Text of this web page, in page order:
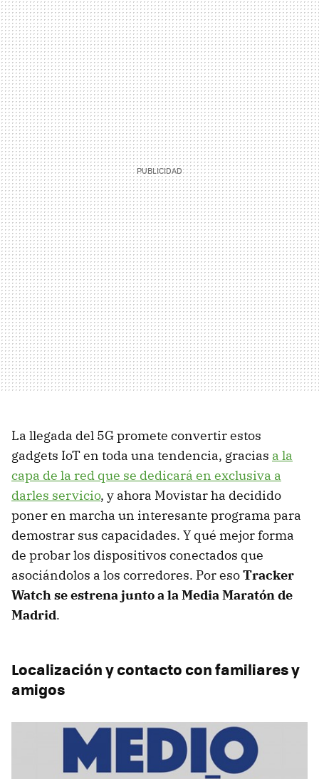
La llegada del 5G promete convertir estos
gadgets IoT en toda una tendencia, gracias a la
capa de la red que se dedicará en exclusiva a
darles servicio, y ahora Movistar ha decidido
poner en marcha un interesante programa para
demostrar sus capacidades. Y qué mejor forma
de probar los dispositivos conectados que
asociándolos a los corredores. Por esoTracker
Watch se estrena junto a la Media Maratón de
Madrid.
Localización y contacto con familiares y
amigos